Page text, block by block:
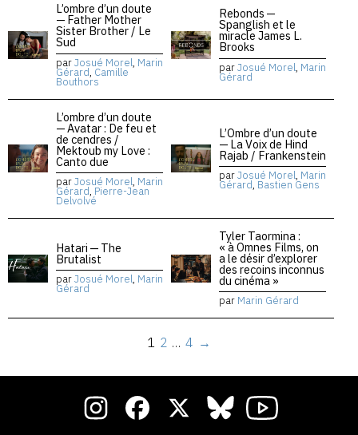
L’ombre d’un doute
— Father Mother
Sister Brother / Le
Sud
parJosué Morel, Marin
Gérard, Camille
Bouthors
Rebonds —
Spanglish et le
miracle James L.
Brooks
parJosué Morel, Marin
Gérard
L’ombre d’un doute
— Avatar : De feu et
de cendres /
Mektoub my Love :
Canto due
parJosué Morel, Marin
Gérard, Pierre-Jean
Delvolvé
L’Ombre d’un doute
— La Voix de Hind
Rajab / Frankenstein
parJosué Morel, Marin
Gérard, Bastien Gens
Hatari — The
Brutalist
parJosué Morel, Marin
Gérard
Tyler Taormina :
« à Omnes Films, on
a le désir d’explorer
des recoins inconnus
du cinéma »
par Marin Gérard
1 2 … 4 →